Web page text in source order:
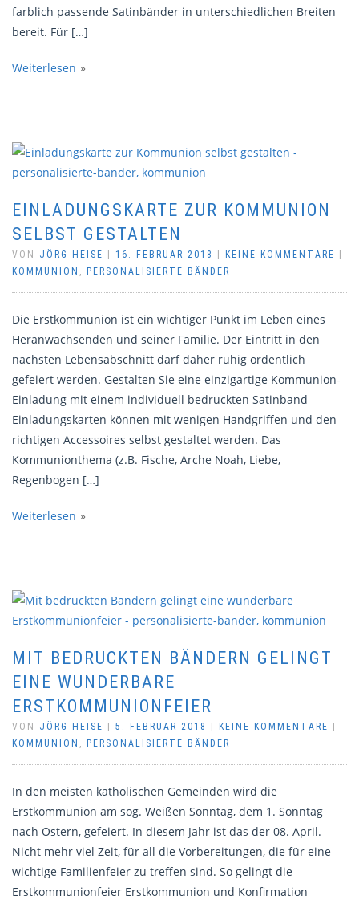
farblich passende Satinbänder in unterschiedlichen Breiten
bereit. Für […]
Weiterlesen
EINLADUNGSKARTE ZUR KOMMUNION
SELBST GESTALTEN
VON JÖRG HEISE 16. FEBRUAR 2018 KEINE KOMMENTARE
KOMMUNION , PERSONALISIERTE BÄNDER
Die Erstkommunion ist ein wichtiger Punkt im Leben eines
Heranwachsenden und seiner Familie. Der Eintritt in den
nächsten Lebensabschnitt darf daher ruhig ordentlich
gefeiert werden. Gestalten Sie eine einzigartige Kommunion-
Einladung mit einem individuell bedruckten Satinband
Einladungskarten können mit wenigen Handgriffen und den
richtigen Accessoires selbst gestaltet werden. Das
Kommunionthema (z.B. Fische, Arche Noah, Liebe,
Regenbogen […]
Weiterlesen
MIT BEDRUCKTEN BÄNDERN GELINGT
EINE WUNDERBARE
ERSTKOMMUNIONFEIER
VON JÖRG HEISE 5. FEBRUAR 2018 KEINE KOMMENTARE
KOMMUNION , PERSONALISIERTE BÄNDER
In den meisten katholischen Gemeinden wird die
Erstkommunion am sog. Weißen Sonntag, dem 1. Sonntag
nach Ostern, gefeiert. In diesem Jahr ist das der 08. April.
Nicht mehr viel Zeit, für all die Vorbereitungen, die für eine
wichtige Familienfeier zu treffen sind. So gelingt die
Erstkommunionfeier Erstkommunion und Konfirmation